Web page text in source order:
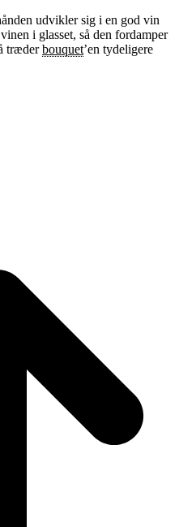
udvikler sig i en god vin
i glasset, så den fordamper
træderbouquet’en tydeligere